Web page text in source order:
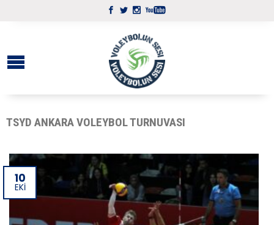
TSYD ANKARA VOLEYBOL TURNUVASI
10
EKI